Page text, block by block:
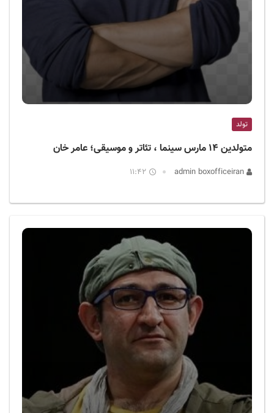
تولد
متولدین ۱۴ مارس سینما ، تئاتر و موسیقی؛ عامر خان
11:42